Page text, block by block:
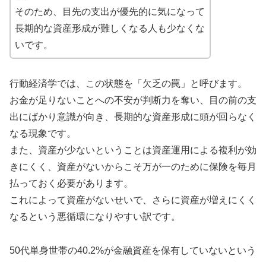
そのため、目先の支出が優先的に気になって
長期的な資産形成が難しくなる人も少なくな
いです。
行動経済学では、この状態を「欠乏の罠」と呼びます。
お金が足りないことへの不安が判断力を奪い、目の前の支
出にばかり意識が向き、長期的な資産形成に頭が回らなく
なる現象です。
また、資産が少ないということは資産運用による複利が効
きにくく、資産がないからこそ万が一のために保険を毎月
払っておく必要があります。
これによって資産がないせいで、さらに資産が増えにくく
なるという悪循環になりやすい訳です。
50代単身世帯の40.2%が金融資産を保有していないという